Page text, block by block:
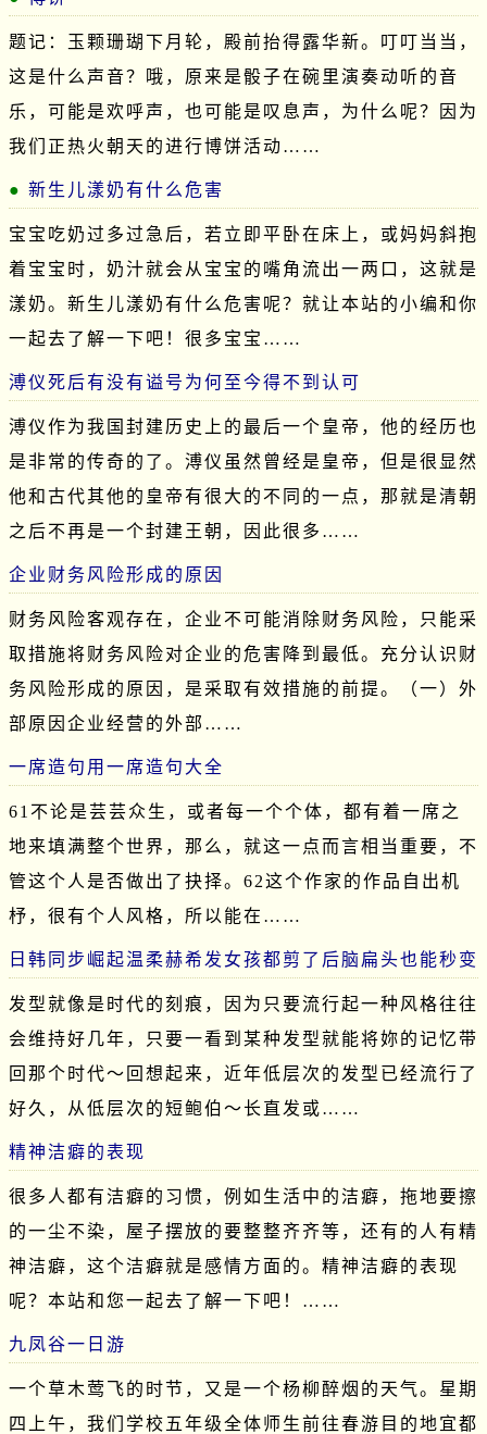
题记：玉颗珊瑚下月轮，殿前抬得露华新。叮叮当当，
这是什么声音？哦，原来是骰子在碗里演奏动听的音
乐，可能是欢呼声，也可能是叹息声，为什么呢？因为
我们正热火朝天的进行博饼活动……
新生儿漾奶有什么危害
宝宝吃奶过多过急后，若立即平卧在床上，或妈妈斜抱
着宝宝时，奶汁就会从宝宝的嘴角流出一两口，这就是
漾奶。新生儿漾奶有什么危害呢？就让本站的小编和你
一起去了解一下吧！很多宝宝……
溥仪死后有没有谥号为何至今得不到认可
溥仪作为我国封建历史上的最后一个皇帝，他的经历也
是非常的传奇的了。溥仪虽然曾经是皇帝，但是很显然
他和古代其他的皇帝有很大的不同的一点，那就是清朝
之后不再是一个封建王朝，因此很多……
企业财务风险形成的原因
财务风险客观存在，企业不可能消除财务风险，只能采
取措施将财务风险对企业的危害降到最低。充分认识财
务风险形成的原因，是采取有效措施的前提。（一）外
部原因企业经营的外部……
一席造句用一席造句大全
61不论是芸芸众生，或者每一个个体，都有着一席之
地来填满整个世界，那么，就这一点而言相当重要，不
管这个人是否做出了抉择。62这个作家的作品自出机
杼，很有个人风格，所以能在……
日韩同步崛起温柔赫希发女孩都剪了后脑扁头也能秒变
发型就像是时代的刻痕，因为只要流行起一种风格往往
会维持好几年，只要一看到某种发型就能将妳的记忆带
回那个时代～回想起来，近年低层次的发型已经流行了
好久，从低层次的短鲍伯～长直发或……
精神洁癖的表现
很多人都有洁癖的习惯，例如生活中的洁癖，拖地要擦
的一尘不染，屋子摆放的要整整齐齐等，还有的人有精
神洁癖，这个洁癖就是感情方面的。精神洁癖的表现
呢？本站和您一起去了解一下吧！……
九凤谷一日游
一个草木莺飞的时节，又是一个杨柳醉烟的天气。星期
四上午，我们学校五年级全体师生前往春游目的地宜都